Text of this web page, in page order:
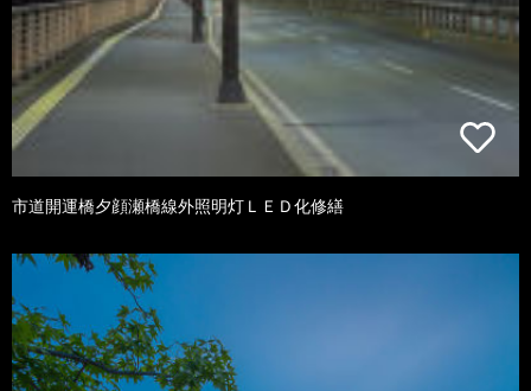
市道開運橋夕顔瀬橋線外照明灯ＬＥＤ化修繕